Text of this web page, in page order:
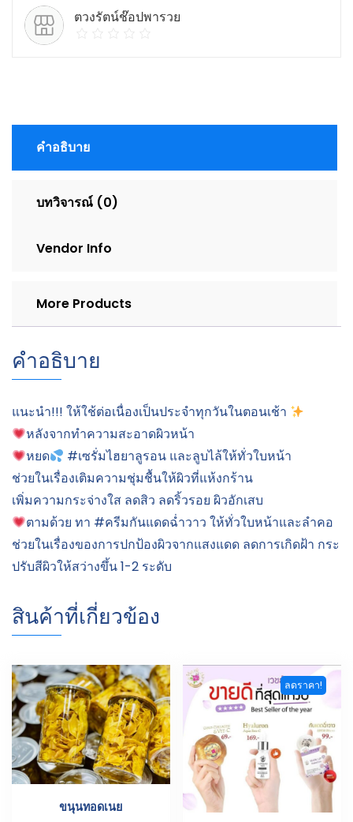
ใส
ชิ้น
ตวงรัตน์ช๊อปพารวย
คำอธิบาย
บทวิจารณ์ (0)
Vendor Info
More Products
คำอธิบาย
แนะนำ!!! ให้ใช้ต่อเนื่องเป็นประจำทุกวันในตอนเช้า
หลังจากทำความสะอาดผิวหน้า
หยด
#เซรั่มไฮยาลูรอน และลูบไล้ให้ทั่วใบหน้า
ช่วยในเรื่องเติมความชุ่มชื้นให้ผิวที่แห้งกร้าน
เพิ่มความกระจ่างใส ลดสิว ลดริ้วรอย ผิวอักเสบ
ตามด้วย ทา #ครีมกันแดดฉ่ำวาว ให้ทั่วใบหน้าและลำคอ
ช่วยในเรื่องของการปกป้องผิวจากแสงแดด ลดการเกิดฝ้า กระ
ปรับสีผิวให้สว่างขึ้น 1-2 ระดับ
สินค้าที่เกี่ยวข้อง
ขนุนทอดเนย
ลดราคา!